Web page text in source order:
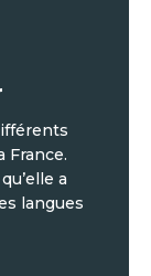
France.
a
langues